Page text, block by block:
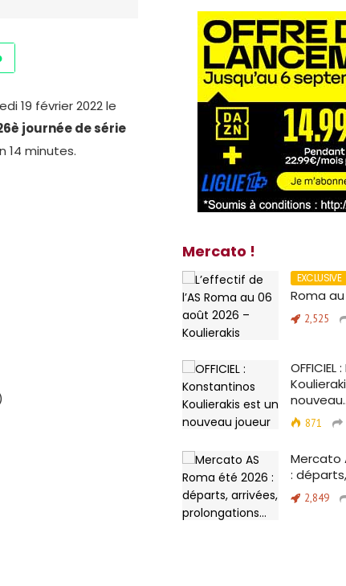
19 février 2022 le
journée de série
14 minutes.
Mercato !
Roma
2,525
871
Mercato
:
2,849